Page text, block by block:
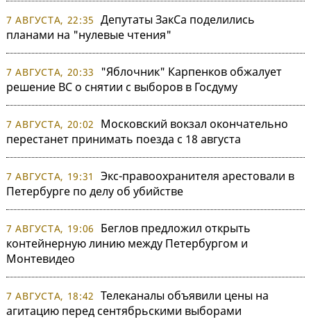
7 АВГУСТА, 22:35 Депутаты ЗакСа поделились
планами на "нулевые чтения"
7 АВГУСТА, 20:33
"Яблочник" Карпенков обжалует
решение ВС о снятии с выборов в Госдуму
7 АВГУСТА, 20:02
Московский вокзал окончательно
перестанет принимать поезда с 18 августа
7 АВГУСТА, 19:31
Экс-правоохранителя арестовали в
Петербурге по делу об убийстве
7 АВГУСТА, 19:06
Беглов предложил открыть
контейнерную линию между Петербургом и
Монтевидео
7 АВГУСТА, 18:42 Телеканалы объявили цены на
агитацию перед сентябрьскими выборами